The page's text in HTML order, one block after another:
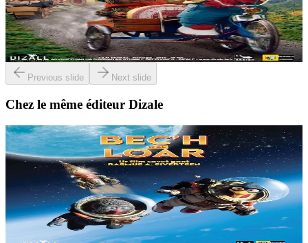
Solan veut participer à la grande course au Fromage qui opposera
son village au village voisin et ainsi montrer à tous qu’il est un vrai
champion. En secret, il...
En stock15,00 €
Previous slide Next slide
Chez le même éditeur Dizale
3 ans et plus
Dizale
Månsken i Flåklypa (Le Voyage dans la Lune)
Tous les pays du monde rêvent d’atteindre la Lune pour y planter
leur drapeau. Solan et Ludvig décident de tenter leur chance à bord
de la fusée construite par Féodor....